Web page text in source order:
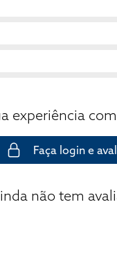
experiência
Faça login e
não tem